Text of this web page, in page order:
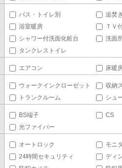
バス・トイレ別
追焚
浴室暖房
ＴＶ
シャワー付洗面化粧台
洗面
タンクレストイレ
エアコン 床暖
ウォークインクローゼット
収納
トランクルーム
シュ
BS端子
CS
光ファイバー
オートロック
モニ
24時間セキュリティ
ディ